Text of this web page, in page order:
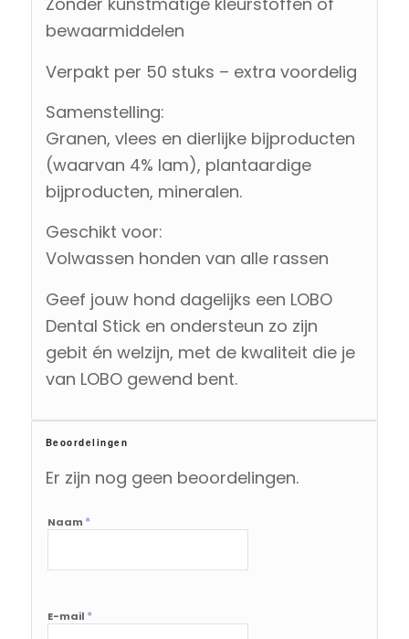
bewaarmiddelen
Verpakt per 50 stuks – extra voordelig
Samenstelling:
Granen, vlees en dierlijke bijproducten
(waarvan 4% lam), plantaardige
bijproducten, mineralen.
Geschikt voor:
Volwassen honden van alle rassen
Geef jouw hond dagelijks een LOBO
Dental Stick en ondersteun zo zijn
gebit én welzijn, met de kwaliteit die je
van LOBO gewend bent.
Beoordelingen
Er zijn nog geen beoordelingen.
Naam *
E-mail *